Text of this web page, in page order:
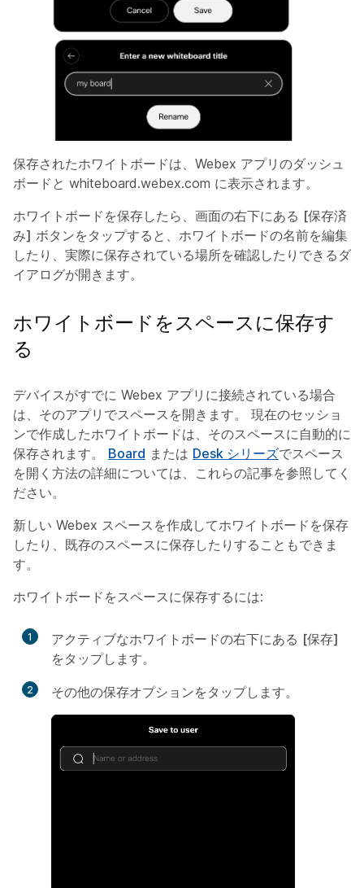
保存されたホワイトボードは、Webex アプリのダッシュ
ボードと whiteboard.webex.com に表示されます。
ホワイトボードを保存したら、画面の右下にある [保存済
み] ボタンをタップすると、ホワイトボードの名前を編集
したり、実際に保存されている場所を確認したりできるダ
イアログが開きます。
ホワイトボードをスペースに保存す
る
デバイスがすでに Webex アプリに接続されている場合
は、そのアプリでスペースを開きます。 現在のセッショ
ンで作成したホワイトボードは、そのスペースに自動的に
保存されます。 Board または Desk シリーズでスペース
を開く方法の詳細については、これらの記事を参照してく
ださい。
新しい Webex スペースを作成してホワイトボードを保存
したり、既存のスペースに保存したりすることもできま
す。
ホワイトボードをスペースに保存するには:
1 アクティブなホワイトボードの右下にある [保存]
をタップします。
2 その他の保存オプションをタップします。